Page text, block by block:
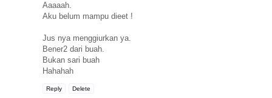
Aaaaah.
Aku belum mampu dieet !
Jus nya menggiurkan ya.
Bener2 dari buah.
Bukan sari buah
Hahahah
Reply Delete